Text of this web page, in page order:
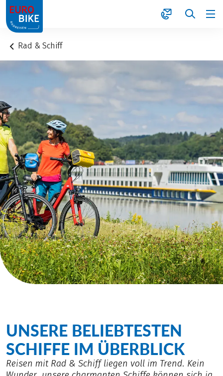
1
Rad & Schiff
UNSERE BELIEBTESTEN
SCHIFFE IM ÜBERBLICK
Reisen mit Rad & Schiff liegen voll im Trend. Kein